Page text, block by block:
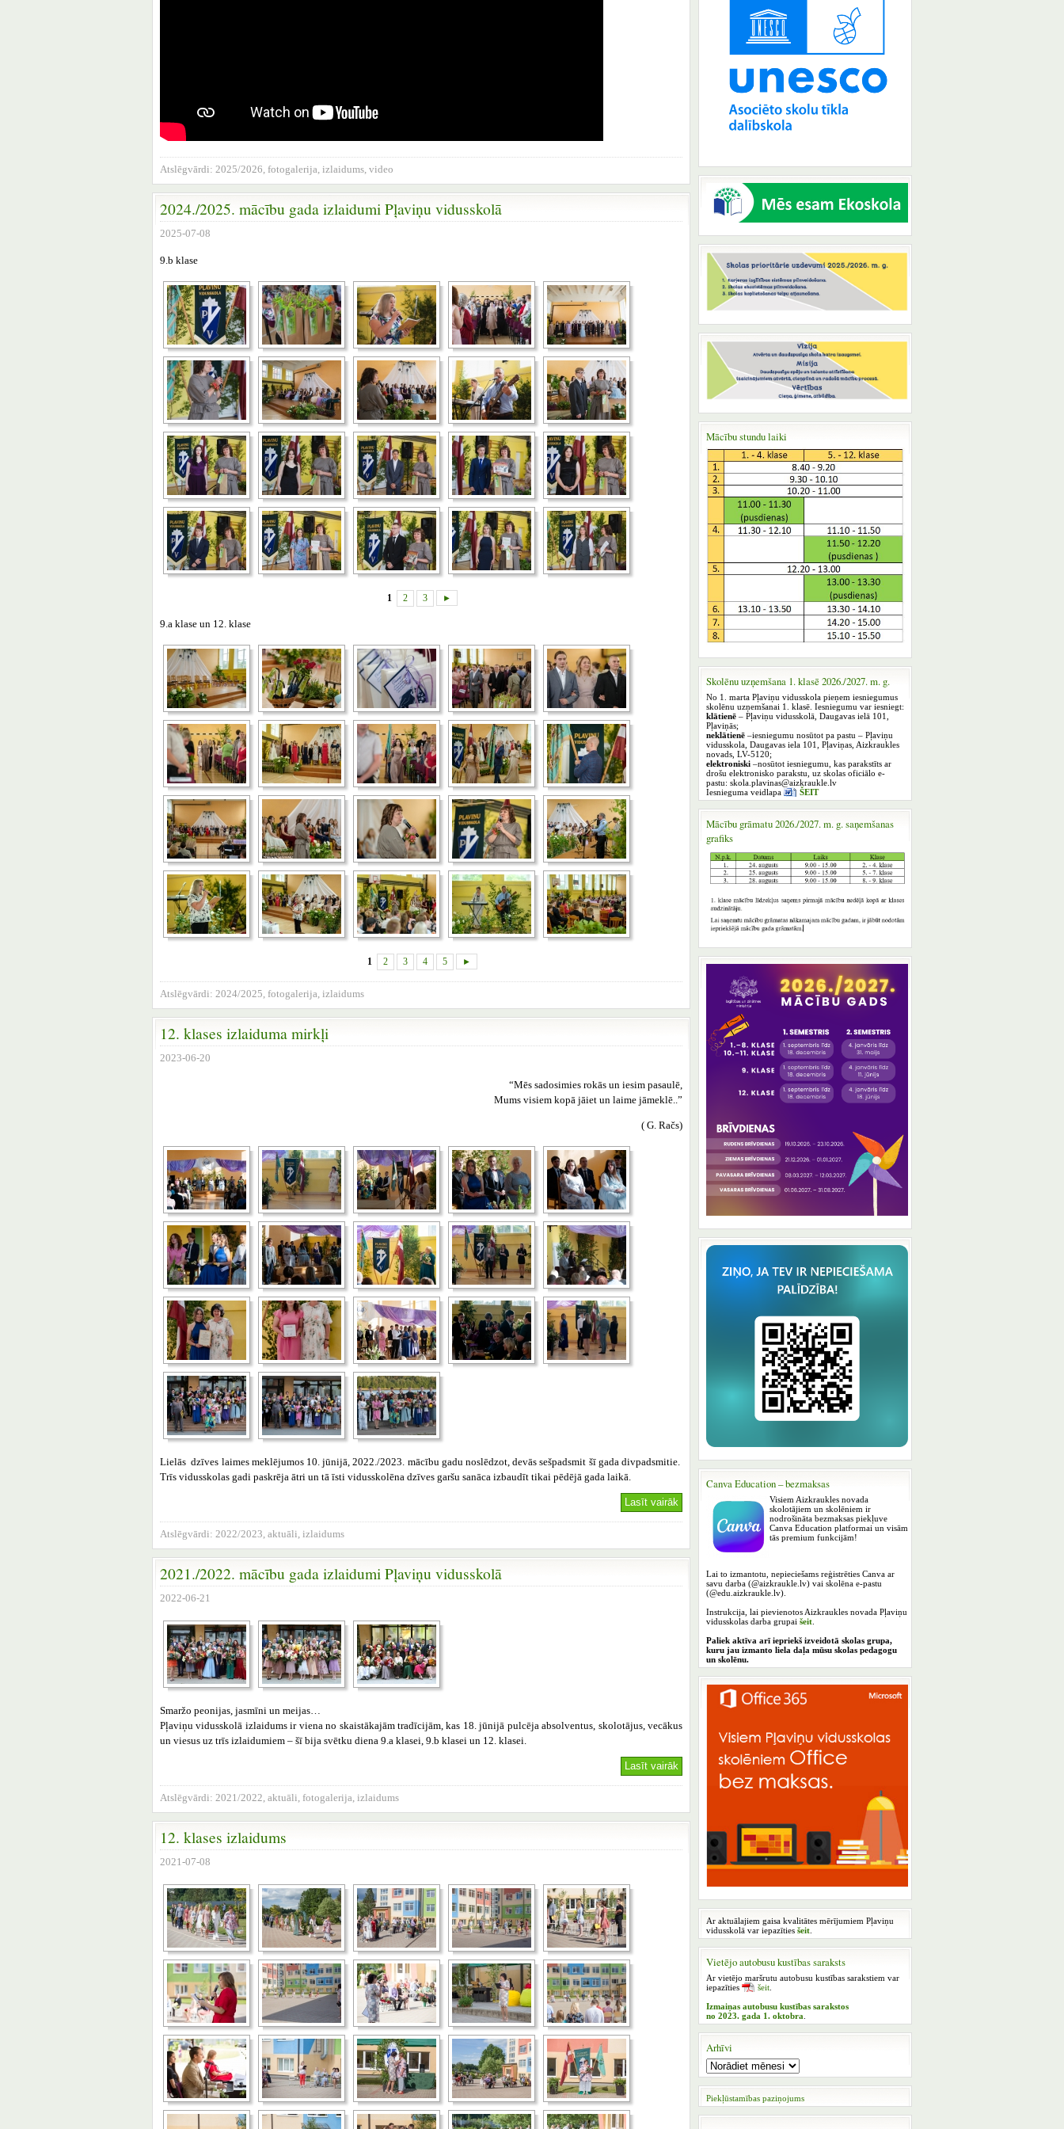
Atslēgvārdi: 2025/2026 fotogalerija izlaidums video
2024./2025. mācību gada izlaidumi Pļaviņu vidusskolā
2025-07-08
9.b klase
1 2 3 ►
9.a klase un 12. klase
1 2 3 4 5 ►
Atslēgvārdi: 2024/2025 fotogalerija izlaidums
12. klases izlaiduma mirkļi
2023-06-20
“Mēs sadosimies rokās un iesim pasaulē,
Mums visiem kopā jāiet un laime jāmeklē..”
( G. Račs)
Lielās dzīves laimes meklējumos 10. jūnijā, 2022./2023. mācību gadu noslēdzot, devās sešpadsmit šī gada divpadsmitie.
Trīs vidusskolas gadi paskrēja ātri un tā īsti vidusskolēna dzīves garšu sanāca izbaudīt tikai pēdējā gada laikā.
Lasīt vairāk
Atslēgvārdi: 2022/2023 aktuāli izlaidums
2021./2022. mācību gada izlaidumi Pļaviņu vidusskolā
2022-06-21
Smaržo peonijas, jasmīni un meijas…
Pļaviņu vidusskolā izlaidums ir viena no skaistākajām tradīcijām, kas 18. jūnijā pulcēja absolventus, skolotājus, vecākus
un viesus uz trīs izlaidumiem – šī bija svētku diena 9.a klasei, 9.b klasei un 12. klasei.
Lasīt vairāk
Atslēgvārdi: 2021/2022 aktuāli fotogalerija izlaidums
12. klases izlaidums
2021-07-08
Mācību stundu laiki
Skolēnu uzņemšana 1. klasē 2026./2027. m. g.
No 1. marta Pļaviņu vidusskola pieņem iesniegumus
skolēnu uzņemšanai 1. klasē. Iesniegumu var iesniegt:
klātienē – Pļaviņu vidusskolā, Daugavas ielā 101,
Pļaviņās;
neklātienē –iesniegumu nosūtot pa pastu – Pļaviņu
vidusskola, Daugavas iela 101, Pļaviņas, Aizkraukles
novads, LV-5120;
elektroniski –nosūtot iesniegumu, kas parakstīts ar
drošu elektronisko parakstu, uz skolas oficiālo e-
pastu: skola.plavinas@aizkraukle.lv
Iesnieguma veidlapa
ŠEIT
Mācību grāmatu 2026./2027. m. g. saņemšanas
grafiks
Canva Education – bezmaksas
Visiem Aizkraukles novada
skolotājiem un skolēniem ir
nodrošināta bezmaksas piekļuve
Canva Education platformai un visām
tās premium funkcijām!
Lai to izmantotu, nepieciešams reģistrēties Canva ar
savu darba (@aizkraukle.lv) vai skolēna e-pastu
(@edu.aizkraukle.lv).
Instrukcija, lai pievienotos Aizkraukles novada Pļaviņu
vidusskolas darba grupai šeit.
Paliek aktīva arī iepriekš izveidotā skolas grupa,
kuru jau izmanto liela daļa mūsu skolas pedagogu
un skolēnu.
Ar aktuālajiem gaisa kvalitātes mērījumiem Pļaviņu
vidusskolā var iepazīties šeit
Vietējo autobusu kustības saraksts
Ar vietējo maršrutu autobusu kustības sarakstiem var
iepazīties
šeit
Izmaiņas autobusu kustības sarakstos
no 2023. gada 1. oktobra
Arhīvi
Piekļūstamības paziņojums